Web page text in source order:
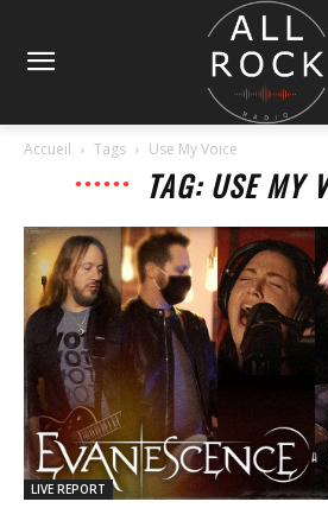
Accueil Tags Use My Voice
TAG: USE MY
LIVE REPORT